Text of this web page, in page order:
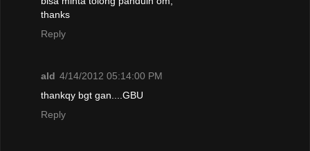
thanks
Reply
ald 4/14/2012 05:14:00 PM
thankqy bgt gan....GBU
Reply